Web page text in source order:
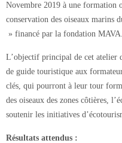
Novembre 2019 à une formation
conservation des oiseaux marins
» financé par la fondation MAVA.
L’objectif principal de cet atelier
de guide touristique aux
clés, qui pourront à leur tour
des oiseaux des zones côtières,
soutenir les initiatives
Résultats attendus :